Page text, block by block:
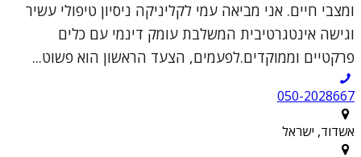
ומצבי חיים. אני מביאה עמי לקליניקה ניסיון טיפולי עשיר
וגישה אינטגרטיבית המשלבת עומק דינמי עם כלים
פרקטיים וממוקדים.לפעמים, הצעד הראשון הוא פשוט...
050-2028667
אשדוד, ישראל